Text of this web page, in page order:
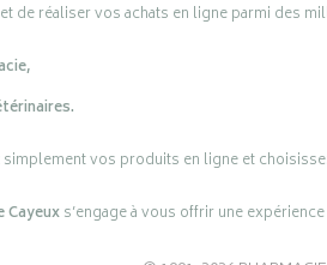
de réaliser vos achats en ligne parmi des
simplement vos produits en ligne et
Cayeuxs’engage à vous offrir une